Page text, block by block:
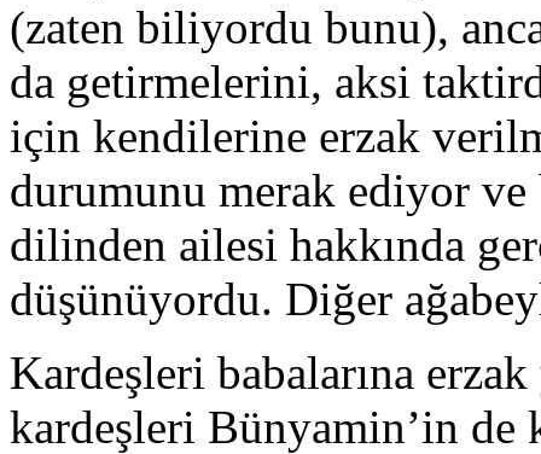
(zaten biliyordu bunu),
da getirmelerini, aksi
için kendilerine erzak
durumunu merak ediyor
dilinden ailesi hakkında
düşünüyordu. Diğer
Kardeşleri babalarına
kardeşleri Bünyamin’in